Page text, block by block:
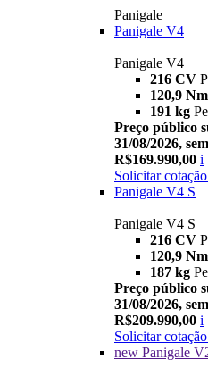
Panigale
Panigale V4
Panigale V4
216 CV
120,9 Nm
191 kg
Preço público
31/08/2026,
R$169.990,00 i
Solicitar cotação
Panigale V4 S
Panigale V4 S
216 CV
120,9 Nm
187 kg
Preço público
31/08/2026,
R$209.990,00 i
Solicitar cotação
new Panigale